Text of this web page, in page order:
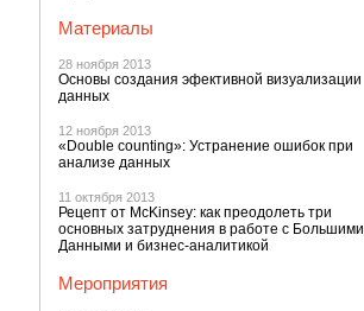
Материалы
28 ноября 2013
Основы создания эфективной визуализации
данных
12 ноября 2013
«Double counting»: Устранение ошибок при
анализе данных
11 октября 2013
Рецепт от McKinsey: как преодолеть три
основных затруднения в работе с Большими
Данными и бизнес-аналитикой
Мероприятия